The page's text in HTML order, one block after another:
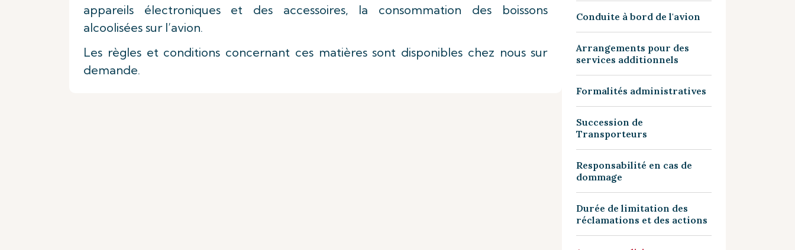
appareils électroniques et des accessoires, la consommation des boissons
alcoolisées sur l’avion.
Les règles et conditions concernant ces matières sont disponibles chez nous sur
demande.
Conduite à bord de l'avion
Arrangements pour des
services additionnels
Formalités administratives
Succession de
Transporteurs
Responsabilité en cas de
dommage
Durée de limitation des
réclamations et des actions